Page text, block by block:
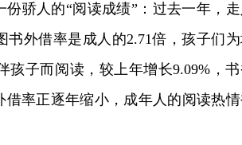
骄人的“阅读成绩”：过去一年，
书外借率是成人的2.71倍，孩子们
孩子而阅读，较上年增长9.09%，
率正逐年缩小，成年人的阅读热